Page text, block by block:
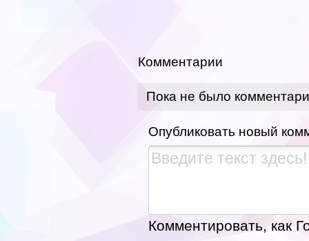
Комментарии
Пока не было
Опубликовать новый
Комментировать, как